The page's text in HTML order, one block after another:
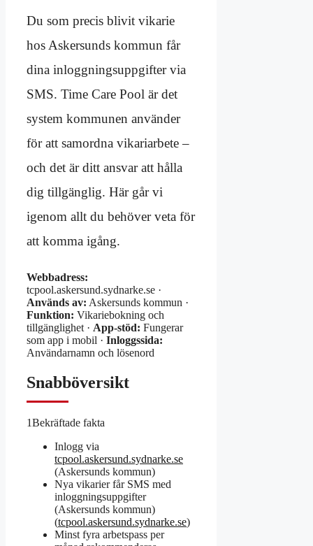
Du som precis blivit vikarie
hos Askersunds kommun får
dina inloggningsuppgifter via
SMS. Time Care Pool är det
system kommunen använder
för att samordna vikariarbete –
och det är ditt ansvar att hålla
dig tillgänglig. Här går vi
igenom allt du behöver veta för
att komma igång.
Webbadress:
tcpool.askersund.sydnarke.se ·
Används av: Askersunds kommun ·
Funktion: Vikariebokning och
tillgänglighet · App-stöd: Fungerar
som app i mobil · Inloggssida:
Användarnamn och lösenord
Snabböversikt
1Bekräftade fakta
Inlogg via
tcpool.askersund.sydnarke.se
(Askersunds kommun)
Nya vikarier får SMS med
inloggningsuppgifter
(Askersunds kommun)
(tcpool.askersund.sydnarke.se)
Minst fyra arbetspass per